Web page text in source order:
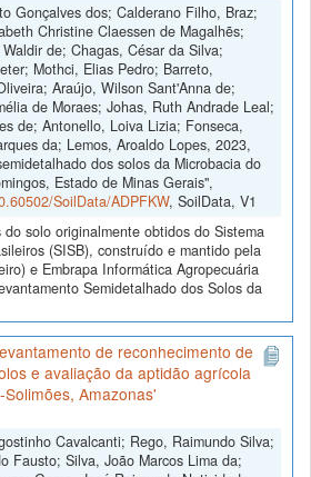
Gonçalves dos; Calderano Filho, Braz;
Christine Claessen de Magalhẽs;
de; Chagas, César da Silva;
Mothci, Elias Pedro; Barreto,
Araújo, Wilson Sant'Anna de;
de Moraes; Johas, Ruth Andrade Leal;
de; Antonello, Loiva Lizia; Fonseca,
da; Lemos, Aroaldo Lopes, 2023,
dos solos da Microbacia do
Estado de Minas Gerais",
SoilData/ADPFKW, SoilData, V1
solo originalmente obtidos do Sistema
(SISB), construído e mantido pela
e Embrapa Informática Agropecuária
Semidetalhado dos Solos da
de reconhecimento de
e avaliação da aptidão agrícola
Amazonas'
Cavalcanti; Rego, Raimundo Silva;
Fausto; Silva, João Marcos Lima da;